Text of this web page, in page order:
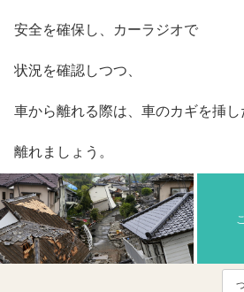
安全を確保し、カーラジオで
状況を確認しつつ、
車から離れる際は、車のカギを挿し
離れましょう。